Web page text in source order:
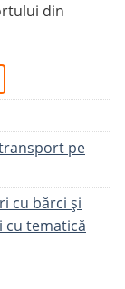
din
pe
cu bărci și
cu tematică